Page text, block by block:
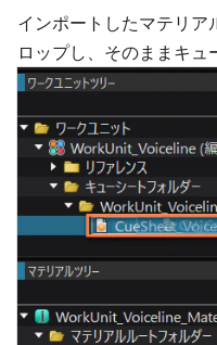
インポートしたマテリア
ロップし、そのままキュ